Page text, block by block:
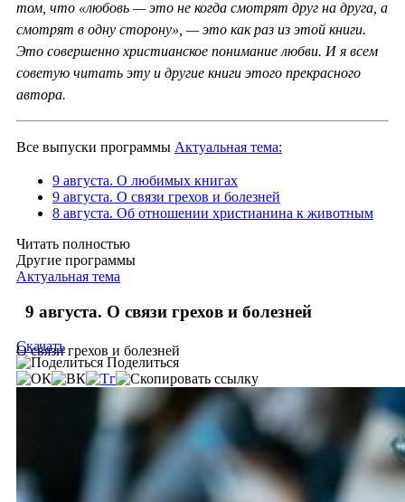
том, что «любовь — это не когда смотрят друг на друга, а
смотрят в одну сторону», — это как раз из этой книги.
Это совершенно христианское понимание любви. И я всем
советую читать эту и другие книги этого прекрасного
автора.
Все выпуски программы Актуальная тема:
9 августа. О любимых книгах
9 августа. О связи грехов и болезней
8 августа. Об отношении христианина к животным
Читать полностью
Другие программы
Актуальная тема
9 августа. О связи грехов и болезней
О связи грехов и болезней
Скачать
Поделиться